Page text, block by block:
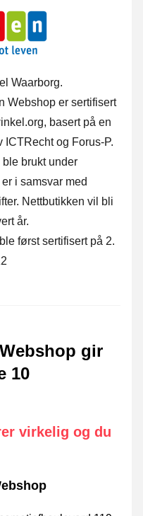
Waarborg.
Webshop er sertifisert
basert på en
ICTRecht og Forus-P.
brukt under
i samsvar med
Nettbutikken vil bli
år.
først sertifisert på 2.
gir
10
virkelig og du